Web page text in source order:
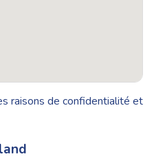
raisons de confidentialité et